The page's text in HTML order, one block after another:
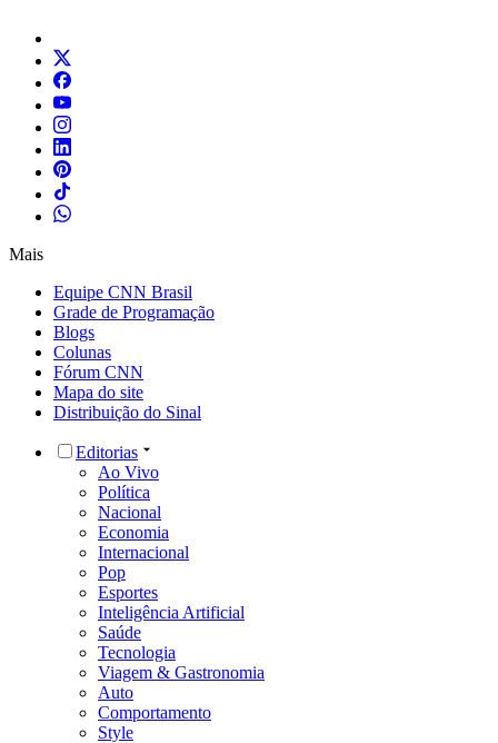
Mais
Equipe CNN Brasil
Grade de Programação
Blogs
Colunas
Fórum CNN
Mapa do site
Distribuição do Sinal
Editorias
Ao Vivo
Política
Nacional
Economia
Internacional
Pop
Esportes
Inteligência Artificial
Saúde
Tecnologia
Viagem & Gastronomia
Auto
Comportamento
Style